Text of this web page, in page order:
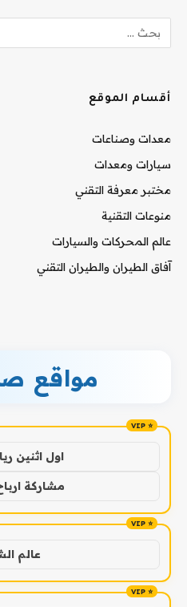
أقسام الموقع
معدات وصناعات
سيارات ومعدات
مختبر معرفة التقني
منوعات التقنية
عالم المحركات والسيارات
آفاق الطيران والطيران التقني
مواقع
اول اثنين
مشاركة
عالم